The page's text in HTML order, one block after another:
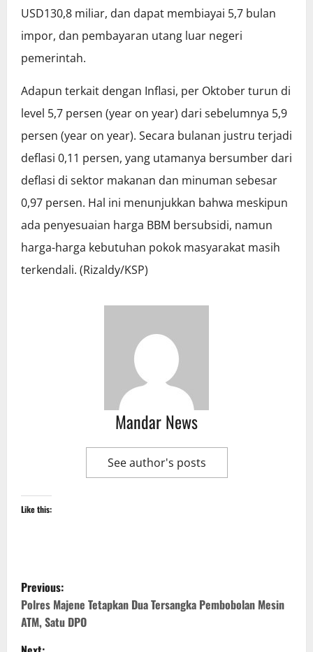
USD130,8 miliar, dan dapat membiayai 5,7 bulan
impor, dan pembayaran utang luar negeri
pemerintah.
Adapun terkait dengan Inflasi, per Oktober turun di
level 5,7 persen (year on year) dari sebelumnya 5,9
persen (year on year). Secara bulanan justru terjadi
deflasi 0,11 persen, yang utamanya bersumber dari
deflasi di sektor makanan dan minuman sebesar
0,97 persen. Hal ini menunjukkan bahwa meskipun
ada penyesuaian harga BBM bersubsidi, namun
harga-harga kebutuhan pokok masyarakat masih
terkendali. (Rizaldy/KSP)
Mandar News
See author's posts
Like this:
P
o
s
Previous:
Polres Majene Tetapkan Dua Tersangka Pembobolan Mesin
ATM, Satu DPO